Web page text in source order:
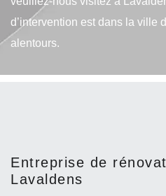
d’intervention est dans la ville
alentours.
Entreprise de
Lavaldens